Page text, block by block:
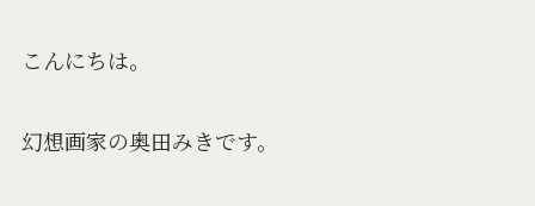
こんにちは。
幻想画家の奥田みきです。